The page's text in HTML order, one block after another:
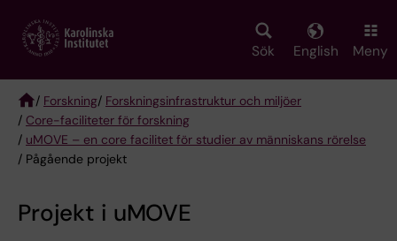
main
Sök English Meny
Breadcrumb
/ Forskning/ Forskningsinfrastruktur och miljöer
/ Core-faciliteter för forskning
/ uMOVE – en core facilitet för studier av människans rörelse
/ Pågående projekt
Projekt i uMOVE